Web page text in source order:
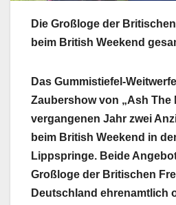
Die Großloge der
beim British Weekend
Das Gummistiefel-
Zaubershow von „Ash The
vergangenen Jahr zwei
beim British Weekend in
Lippspringe. Beide
Großloge der Britischen
Deutschland ehrenamtlich